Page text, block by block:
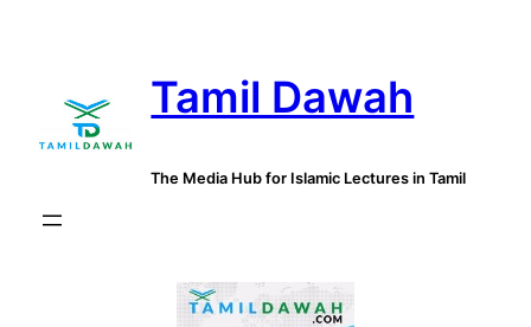
Tamil Dawah
The Media Hub for Islamic Lectures in Tamil